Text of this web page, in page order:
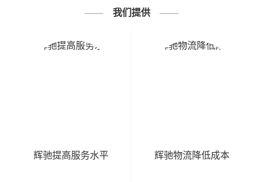
我们提供
辉驰提高服务水平 辉驰物流降低成本